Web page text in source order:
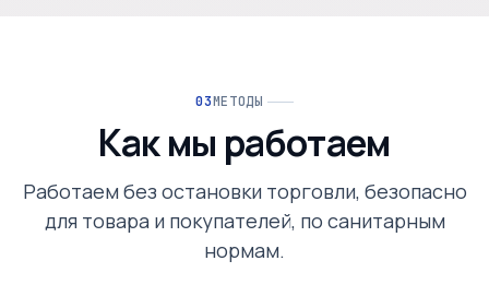
МЕТОДЫ
Как мы работаем
Работаем без остановки торговли, безопасно
для товара и покупателей, по санитарным
нормам.